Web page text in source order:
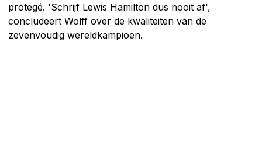
protegé. 'Schrijf Lewis Hamilton dus nooit af',
concludeert Wolff over de kwaliteiten van de
zevenvoudig wereldkampioen.